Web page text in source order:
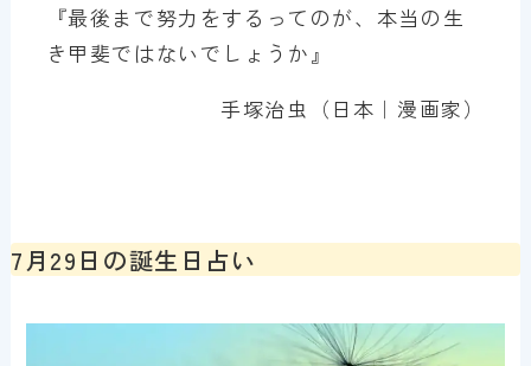
『最後まで努力をするってのが、本当の生
き甲斐ではないでしょうか』
手塚治虫（日本｜漫画家）
7月29日の誕生日占い